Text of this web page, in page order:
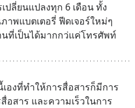
ปลี่ยนแปลงทุก 6 เดือน ทั้ง
าพแบตเตอรี่ ฟีดเจอร์ใหม่ๆ
ที่เป็นได้มากกว่แค่โทรศัพท์
องที่ทำให้การสื่อสารก็มีการ
อสาร และความเร็วในการ